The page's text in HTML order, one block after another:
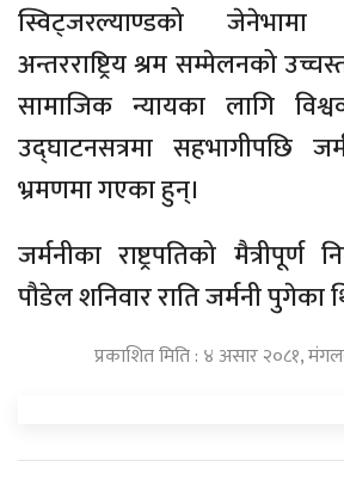
स्विट्जरल्याण्डको
अन्तरराष्ट्रिय श्रम सम्मेलनको
सामाजिक न्यायका लागि
उद्घाटनसत्रमा सहभागीपछि
भ्रमणमा गएका हुन्।
जर्मनीका राष्ट्रपतिको मैत्रीपूर्ण
पौडेल शनिवार राति जर्मनी पुगेका
प्रकाशित मिति : ४ असार २०८१,